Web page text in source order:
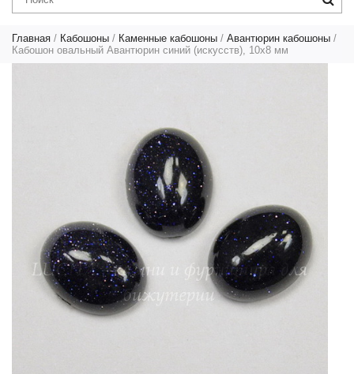
Главная / Кабошоны / Каменные кабошоны / Авантюрин кабошоны /
Кабошон овальный Авантюрин синий (искусств), 10х8 мм